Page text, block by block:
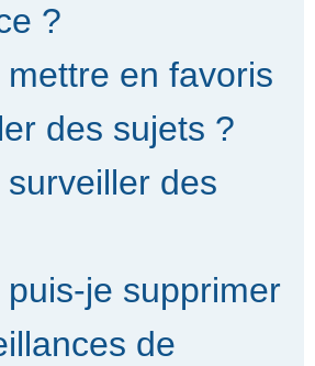
?
en favoris
des sujets ?
des
je supprimer
de